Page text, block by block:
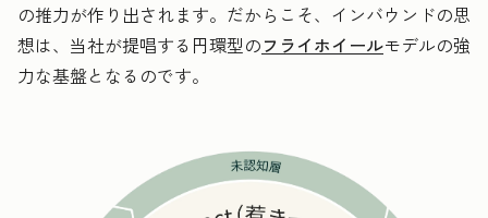
の推力が作り出されます。だからこそ、インバウンドの思
想は、当社が提唱する円環型のフライホイールモデルの強
力な基盤となるのです。